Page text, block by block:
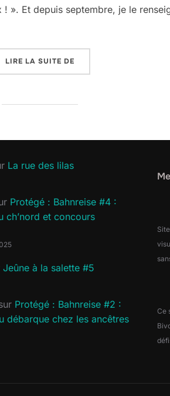
! ». Et depuis septembre, je le
LIRE LA SUITE DE
La rue des lilas
Protégé : Bahnreise #4 :
ch’nord et concours
Jeûne à la salette #5
Protégé : Bahnreise #2 :
débarque chez les ancêtres
Ce